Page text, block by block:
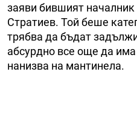
заяви бившият
Стратиев. Той беше
трябва да бъдат
абсурдно все още да има
нанизва на мантинела.